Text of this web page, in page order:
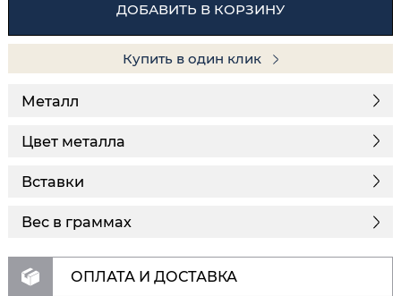
ДОБАВИТЬ В КОРЗИНУ
Купить в один клик
Металл
Цвет металла
Вставки
Вес в граммах
ОПЛАТА И ДОСТАВКА